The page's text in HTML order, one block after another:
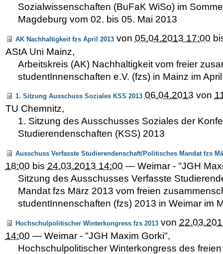
Sozialwissenschaften (BuFaK WiSo) im
Magdeburg vom 02. bis 05. Mai 2013
AK Nachhaltigkeit fzs April 2013 von 05.04.2013 17:00
AStA Uni Mainz,
Arbeitskreis (AK) Nachhaltigkeit vom freier
studentInnenschaften e.V. (fzs) in Mainz im
1. Sitzung Ausschuss Soziales KSS 2013 06.04.2013 von
TU Chemnitz,
1. Sitzung des Ausschusses Soziales der
Studierendenschaften (KSS) 2013
Ausschuss Verfasste Studierendenschaft/Politisches Mandat fzs
18:00 bis 24.03.2013 14:00 — Weimar - "JGH
Sitzung des Ausschusses Verfasste
Mandat fzs März 2013 vom freien
studentInnenschaften (fzs) 2013 in Weimar im
Hochschulpolitischer Winterkongress fzs 2013 von
14:00 — Weimar - "JGH Maxim Gorki",
Hochschulpolitischer Winterkongress des